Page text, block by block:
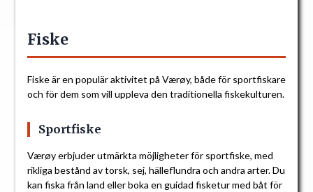
Fiske
Fiske är en populär aktivitet på Værøy, både för sportfiskare
och för dem som vill uppleva den traditionella fiskekulturen.
Sportfiske
Værøy erbjuder utmärkta möjligheter för sportfiske, med
rikliga bestånd av torsk, sej, hälleflundra och andra arter. Du
kan fiska från land eller boka en guidad fisketur med båt för